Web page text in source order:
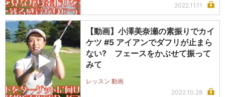
2022.11.11
【動画】小澤美奈瀬の素振りでカイ
ケツ #5 アイアンでダフリが止まら
ない? フェースをかぶせて振って
みて
レッスン 動画
2022.10.28